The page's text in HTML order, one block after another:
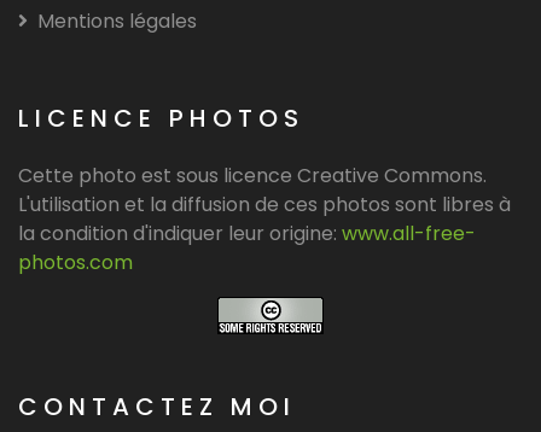
Mentions légales
LICENCE PHOTOS
Cette photo est sous licence Creative Commons.
L'utilisation et la diffusion de ces photos sont libres à
la condition d'indiquer leur origine: www.all-free-
photos.com
CONTACTEZ MOI